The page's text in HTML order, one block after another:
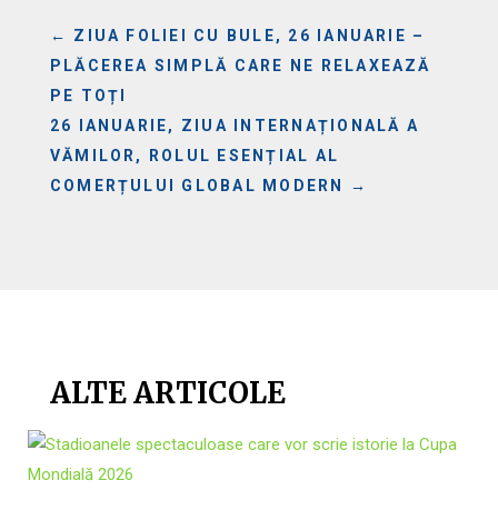
← ZIUA FOLIEI CU BULE, 26 IANUARIE –
PLĂCEREA SIMPLĂ CARE NE RELAXEAZĂ
PE TOȚI
26 IANUARIE, ZIUA INTERNAȚIONALĂ A
VĂMILOR, ROLUL ESENȚIAL AL
COMERȚULUI GLOBAL MODERN
→
ALTE ARTICOLE